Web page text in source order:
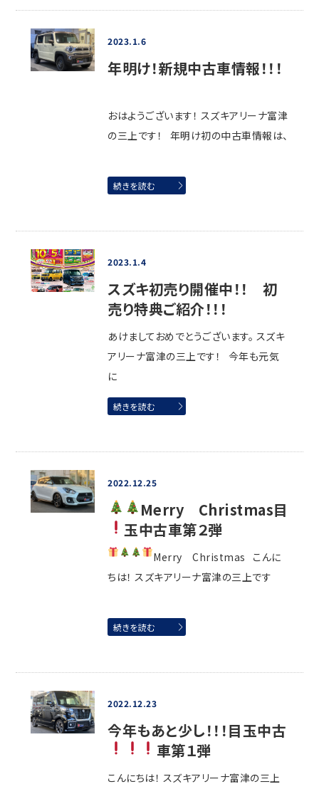
2023.1.6
年明け！新規中古車情報！！！
おはようございます！ スズキアリーナ富津
の三上です！ 年明け初の中古車情報は、
続きを読む
2023.1.4
スズキ初売り開催中！！ 初
売り特典ご紹介！！！
あけましておめでとうございます。 スズキ
アリーナ富津の三上です！ 今年も元気
に
続きを読む
2022.12.25
Merry Christmas目
玉中古車第２弾
Merry Christmas こんに
ちは！ スズキアリーナ富津の三上です
続きを読む
2022.12.23
今年もあと少し！！！目玉中古
車第１弾
こんにちは！ スズキアリーナ富津の三上